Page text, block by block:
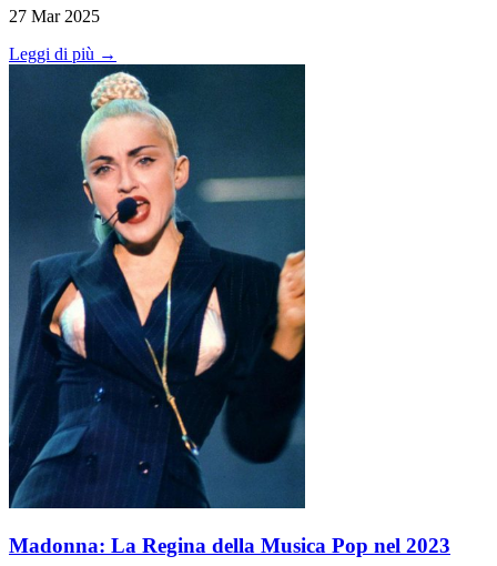
27 Mar 2025
Leggi di più →
Madonna: La Regina della Musica Pop nel 2023